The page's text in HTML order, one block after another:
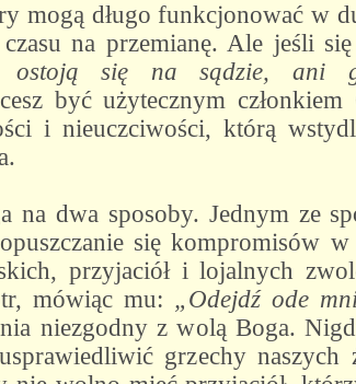
mogą długo funkcjonować w
na przemianę. Ale jeśli
ostoją się na sądzie, ani
być użytecznym
i nieuczciwości, którą
na dwa sposoby. Jednym ze
się kompromisów
przyjaciół i lojalnych
mówiąc mu: „Odejdź ode
niezgodny z wolą Boga.
grzechy